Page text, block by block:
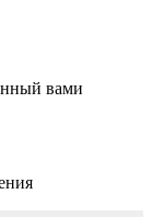
вами